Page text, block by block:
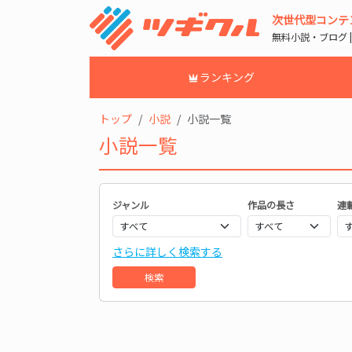
次世代型コン
無料小説・ブログ
ランキング
トップ 小説 小説一覧
小説一覧
ジャンル 作品の長さ 連
さらに詳しく検索する
検索